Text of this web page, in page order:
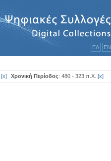
ΕΛ ΕΝ
[x] Χρονική Περίοδος: 480 - 323 π.Χ. [x]